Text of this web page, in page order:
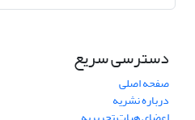
دسترسی سریع
صفحه اصلی
درباره نشریه